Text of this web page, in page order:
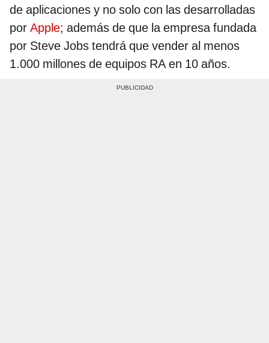
de aplicaciones y no solo con las desarrolladas
por Apple; además de que la empresa fundada
por Steve Jobs tendrá que vender al menos
1.000 millones de equipos RA en 10 años.